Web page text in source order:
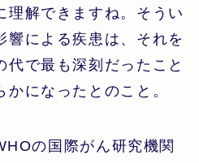
理解できますね。そうい
響による疾患は、それを
代で最も深刻だったこと
になったとのこと。
の国際がん研究機関